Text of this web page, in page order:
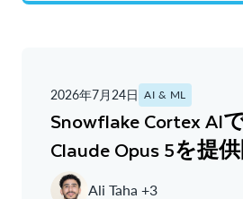
2026年7月24日 AI & ML
Snowflake Cortex AI
Claude Opus 5を提
Ali Taha +3